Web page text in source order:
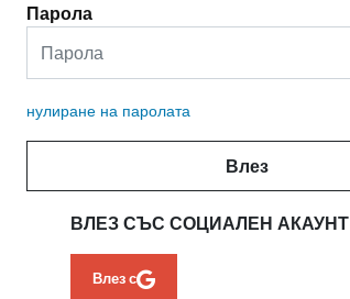
Парола
нулиране на паролата
Влез
ВЛЕЗ СЪС СОЦИАЛЕН АКАУНТ
Влез с